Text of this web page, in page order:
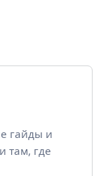
гайды и
там, где